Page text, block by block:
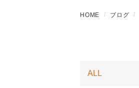
HOME ブログ